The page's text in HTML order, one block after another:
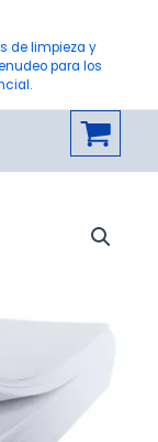
de limpieza y
para los